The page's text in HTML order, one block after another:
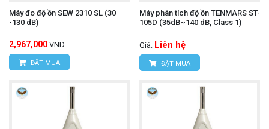
Máy đo độ ồn SEW 2310 SL (30
-130 dB)
2,967,000 VND
ĐẶT MUA
Máy phân tích độ ồn TENMARS ST-
105D (35dB~140 dB, Class 1)
Giá: Liên hệ
ĐẶT MUA